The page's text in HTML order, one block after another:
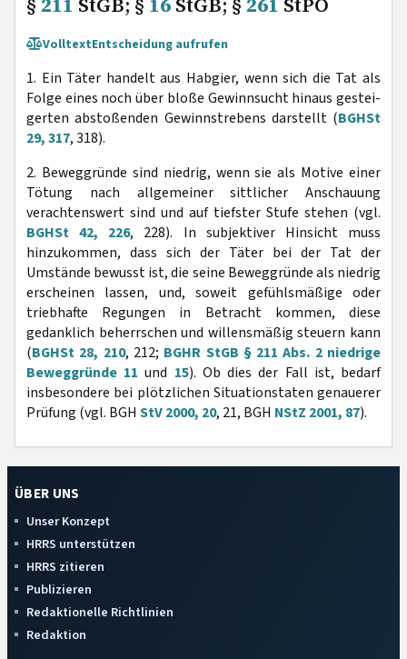
VolltextEntscheidung aufrufen
1. Ein Täter handelt aus Habgier, wenn sich die Tat als
Folge eines noch über bloße Gewinnsucht hinaus gestei-
gerten abstoßenden Gewinnstrebens darstellt (BGHSt
29, 317, 318).
2. Beweggründe sind niedrig, wenn sie als Motive einer
Tötung nach allgemeiner sittlicher Anschauung
verachtenswert sind und auf tiefster Stufe stehen (vgl.
BGHSt 42, 226, 228). In subjektiver Hinsicht muss
hinzukommen, dass sich der Täter bei der Tat der
Umstände bewusst ist, die seine Beweggründe als niedrig
erscheinen lassen, und, soweit gefühlsmäßige oder
triebhafte Regungen in Betracht kommen, diese
gedanklich beherrschen und willensmäßig steuern kann
(BGHSt 28, 210, 212; BGHR StGB § 211 Abs. 2 niedrige
Beweggründe 11 und 15). Ob dies der Fall ist, bedarf
insbesondere bei plötzlichen Situationstaten genauerer
Prüfung (vgl. BGH StV 2000, 20, 21, BGH NStZ 2001, 87).
ÜBER UNS
Unser Konzept
HRRS unterstützen
HRRS zitieren
Publizieren
Redaktionelle Richtlinien
Redaktion